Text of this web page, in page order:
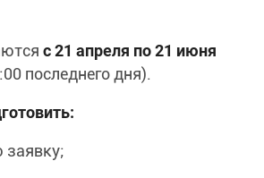
с 21 апреля по 21 июня
последнего дня).
заявку;